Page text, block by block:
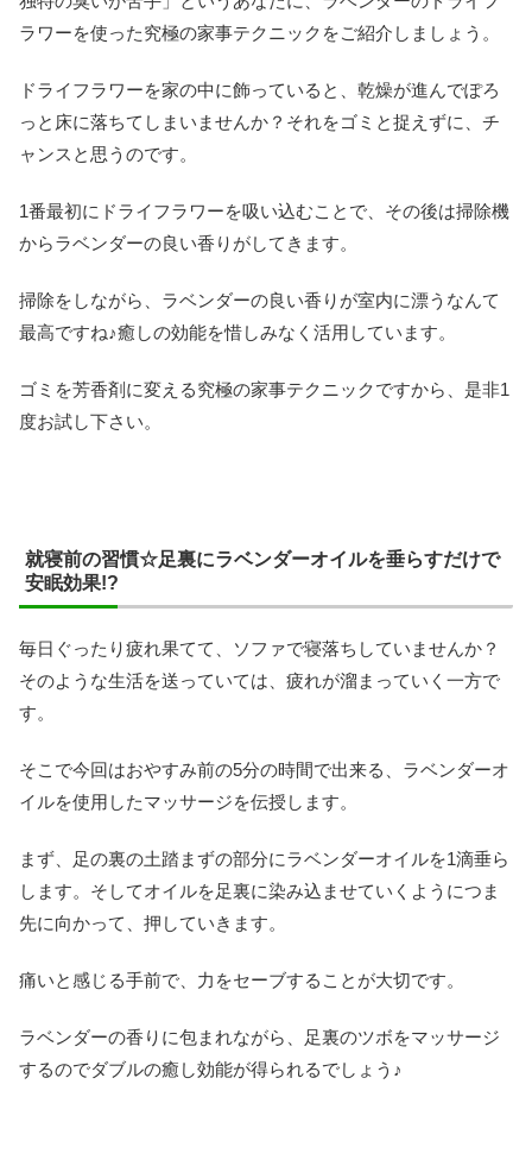
ラワーを使った究極の家事テクニックをご紹介しましょう。
ドライフラワーを家の中に飾っていると、乾燥が進んでぽろ
っと床に落ちてしまいませんか？それをゴミと捉えずに、チ
ャンスと思うのです。
1番最初にドライフラワーを吸い込むことで、その後は掃除機
からラベンダーの良い香りがしてきます。
掃除をしながら、ラベンダーの良い香りが室内に漂うなんて
最高ですね♪癒しの効能を惜しみなく活用しています。
ゴミを芳香剤に変える究極の家事テクニックですから、是非1
度お試し下さい。
就寝前の習慣☆足裏にラベンダーオイルを垂らすだけで
安眠効果!?
毎日ぐったり疲れ果てて、ソファで寝落ちしていませんか？
そのような生活を送っていては、疲れが溜まっていく一方で
す。
そこで今回はおやすみ前の5分の時間で出来る、ラベンダーオ
イルを使用したマッサージを伝授します。
まず、足の裏の土踏まずの部分にラベンダーオイルを1滴垂ら
します。そしてオイルを足裏に染み込ませていくようにつま
先に向かって、押していきます。
痛いと感じる手前で、力をセーブすることが大切です。
ラベンダーの香りに包まれながら、足裏のツボをマッサージ
するのでダブルの癒し効能が得られるでしょう♪